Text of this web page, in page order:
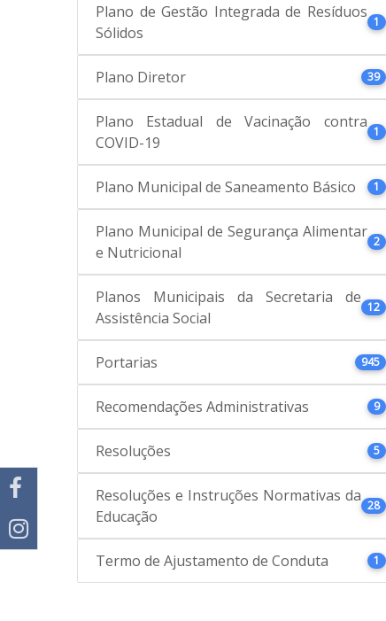
Plano de Gestão Integrada de Resíduos
Sólidos
1
Plano Diretor 39
Plano Estadual de Vacinação contra
COVID-19
1
Plano Municipal de Saneamento Básico 1
Plano Municipal de Segurança Alimentar
e Nutricional
2
Planos Municipais da Secretaria de
Assistência Social
12
Portarias 945
Recomendações Administrativas 9
Resoluções 5
Resoluções e Instruções Normativas da
Educação
28
Termo de Ajustamento de Conduta 1